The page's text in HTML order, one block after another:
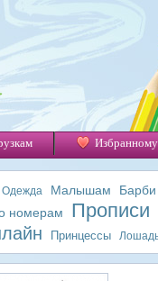
Избранному
Одежда Малышам Барби
номерам Прописи
Принцессы